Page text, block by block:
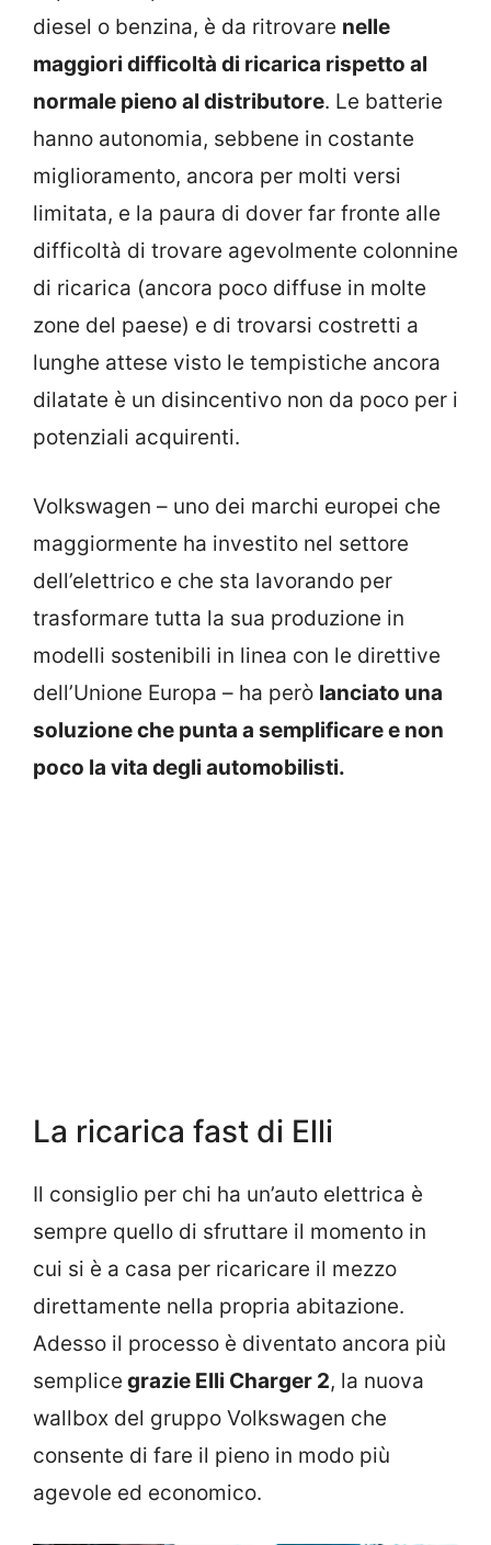
diesel o benzina, è da ritrovare nelle
maggiori difficoltà di ricarica rispetto al
normale pieno al distributore. Le batterie
hanno autonomia, sebbene in costante
miglioramento, ancora per molti versi
limitata, e la paura di dover far fronte alle
difficoltà di trovare agevolmente colonnine
di ricarica (ancora poco diffuse in molte
zone del paese) e di trovarsi costretti a
lunghe attese visto le tempistiche ancora
dilatate è un disincentivo non da poco per i
potenziali acquirenti.
Volkswagen – uno dei marchi europei che
maggiormente ha investito nel settore
dell’elettrico e che sta lavorando per
trasformare tutta la sua produzione in
modelli sostenibili in linea con le direttive
dell’Unione Europa – ha però lanciato una
soluzione che punta a semplificare e non
poco la vita degli automobilisti.
La ricarica fast di Elli
Il consiglio per chi ha un’auto elettrica è
sempre quello di sfruttare il momento in
cui si è a casa per ricaricare il mezzo
direttamente nella propria abitazione.
Adesso il processo è diventato ancora più
semplice grazie Elli Charger 2, la nuova
wallbox del gruppo Volkswagen che
consente di fare il pieno in modo più
agevole ed economico.